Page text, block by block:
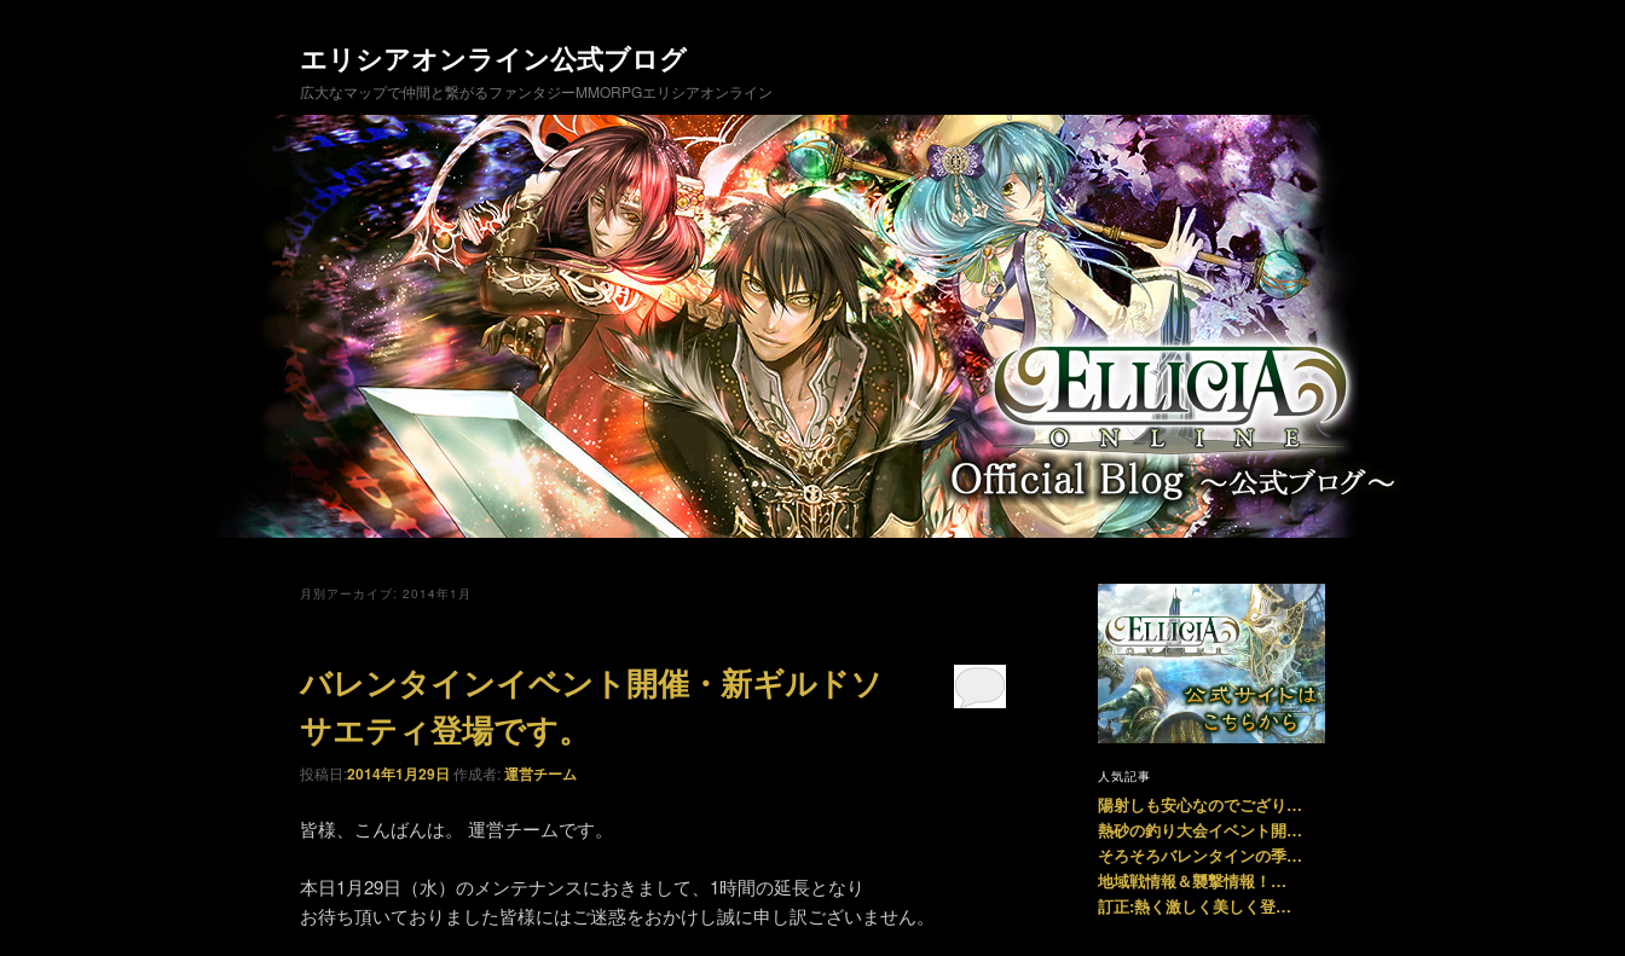
エリシアオンライン公式ブログ
広大なマップで仲間と繋がるファンタジーMMORPGエリシアオンライン
月別アーカイブ: 2014年1月
バレンタインイベント開催・新ギルドソ
サエティ登場です。
投稿日:2014年1月29日 作成者:運営チーム
皆様、こんばんは。 運営チームです。
本日1月29日（水）のメンテナンスにおきまして、1時間の延長となり
お待ち頂いておりました皆様にはご迷惑をおかけし誠に申し訳ございません。
人気記事
陽射しも安心なのでござり…
熱砂の釣り大会イベント開…
そろそろバレンタインの季…
地域戦情報＆襲撃情報！…
訂正:熱く激しく美しく登…